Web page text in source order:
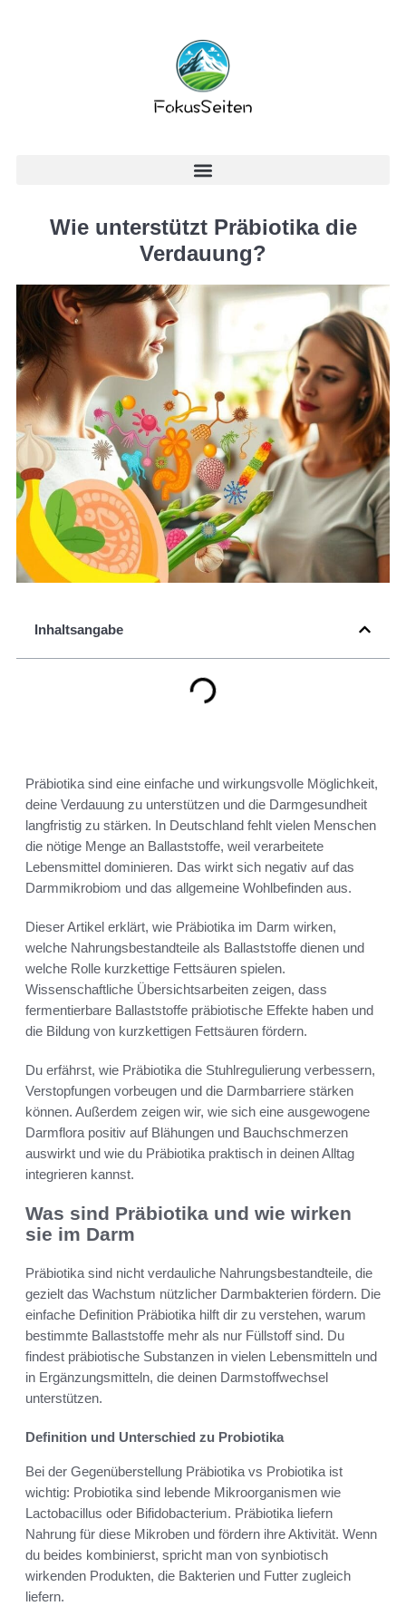
Wie unterstützt Präbiotika die
Verdauung?
Inhaltsangabe
Präbiotika sind eine einfache und wirkungsvolle Möglichkeit,
deine Verdauung zu unterstützen und die Darmgesundheit
langfristig zu stärken. In Deutschland fehlt vielen Menschen
die nötige Menge an Ballaststoffe, weil verarbeitete
Lebensmittel dominieren. Das wirkt sich negativ auf das
Darmmikrobiom und das allgemeine Wohlbefinden aus.
Dieser Artikel erklärt, wie Präbiotika im Darm wirken,
welche Nahrungsbestandteile als Ballaststoffe dienen und
welche Rolle kurzkettige Fettsäuren spielen.
Wissenschaftliche Übersichtsarbeiten zeigen, dass
fermentierbare Ballaststoffe präbiotische Effekte haben und
die Bildung von kurzkettigen Fettsäuren fördern.
Du erfährst, wie Präbiotika die Stuhlregulierung verbessern,
Verstopfungen vorbeugen und die Darmbarriere stärken
können. Außerdem zeigen wir, wie sich eine ausgewogene
Darmflora positiv auf Blähungen und Bauchschmerzen
auswirkt und wie du Präbiotika praktisch in deinen Alltag
integrieren kannst.
Was sind Präbiotika und wie wirken
sie im Darm
Präbiotika sind nicht verdauliche Nahrungsbestandteile, die
gezielt das Wachstum nützlicher Darmbakterien fördern. Die
einfache Definition Präbiotika hilft dir zu verstehen, warum
bestimmte Ballaststoffe mehr als nur Füllstoff sind. Du
findest präbiotische Substanzen in vielen Lebensmitteln und
in Ergänzungsmitteln, die deinen Darmstoffwechsel
unterstützen.
Definition und Unterschied zu Probiotika
Bei der Gegenüberstellung Präbiotika vs Probiotika ist
wichtig: Probiotika sind lebende Mikroorganismen wie
Lactobacillus oder Bifidobacterium. Präbiotika liefern
Nahrung für diese Mikroben und fördern ihre Aktivität. Wenn
du beides kombinierst, spricht man von synbiotisch
wirkenden Produkten, die Bakterien und Futter zugleich
liefern.